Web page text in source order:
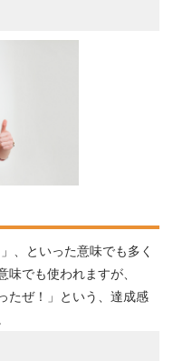
、といった意味でも多く
でも使われますが、
たぜ！」という、達成感